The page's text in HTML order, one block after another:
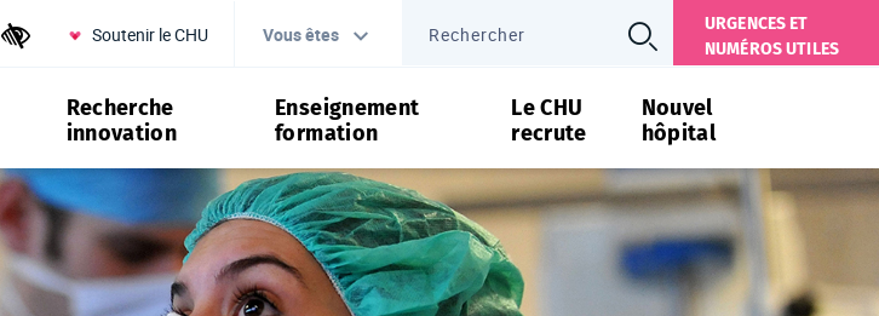
Outils d'accessibilité
Soutenir le CHU Vous êtes
URGENCES ET
NUMÉROS UTILES
Recherche
innovation
Enseignement
formation
Le CHU
recrute
Nouvel
hôpital